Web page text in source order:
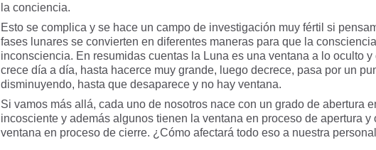
la conciencia.
Esto se complica y se hace un campo de investigación muy fértil si
fases lunares se convierten en diferentes maneras para que la
inconsciencia. En resumidas cuentas la Luna es una ventana a lo oculto y
crece día a día, hasta hacerce muy grande, luego decrece, pasa por un
disminuyendo, hasta que desaparece y no hay ventana.
Si vamos más allá, cada uno de nosotros nace con un grado de abertura
incosciente y además algunos tienen la ventana en proceso de apertura y
ventana en proceso de cierre. ¿Cómo afectará todo eso a nuestra